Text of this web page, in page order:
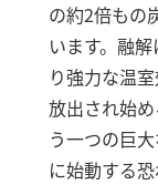
の約2倍もの
います。融
り強力な温
放出され始
う一つの巨
に始動する